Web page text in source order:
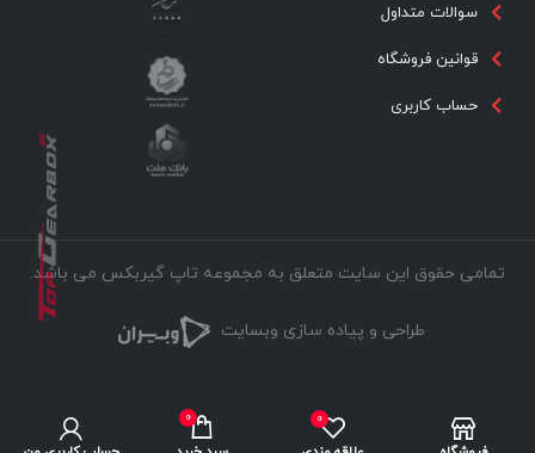
سوالات متداول
قوانین فروشگاه
حساب کاربری
تمامی حقوق این سایت متعلق به مجموعه تاپ گیربکس می باشد.
طراحی و پیاده سازی وبسایت
0
0